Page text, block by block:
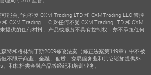
能会指向不受 CXM Trading LTD 和 CXMTrading LLC 管控
CXM Trading LLC 对任何不受 CXM Trading LTD 和 CXM
提供的任何材料、产品或服务不具有控制权，亦不承担任何
特和格林纳丁斯2009修改法案（修正法案第149章）中不被
不限于商业、金融、租赁、交易服务业和其它诸如提供外
和杠杆类金融产品等经纪和培训业务。